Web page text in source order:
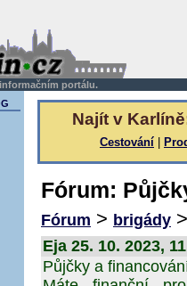
portálu.
Najít v
Cestování
Fórum:
Fórum > brigády
Eja 25. 10. 2023,
Půjčky a